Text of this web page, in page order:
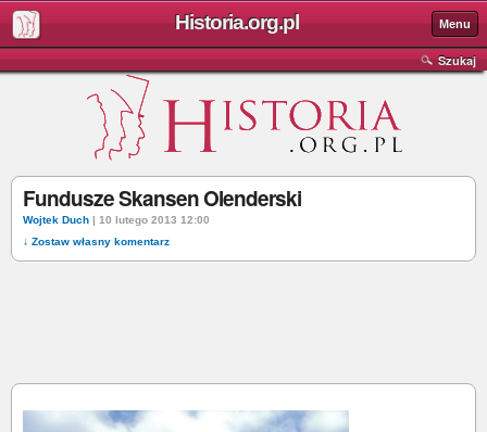
Historia.org.pl Menu
Szukaj
Fundusze Skansen Olenderski
Wojtek Duch | 10 lutego 2013 12:00
↓ Zostaw własny komentarz